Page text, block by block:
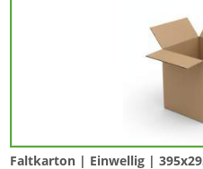
Faltkarton | Einwellig |